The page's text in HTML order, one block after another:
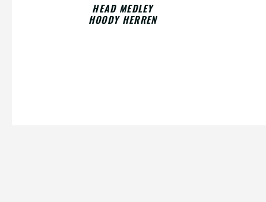
HEAD MEDLEY
HOODY HERREN